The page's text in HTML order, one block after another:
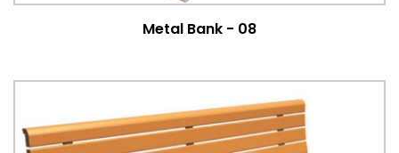
Metal Bank - 08